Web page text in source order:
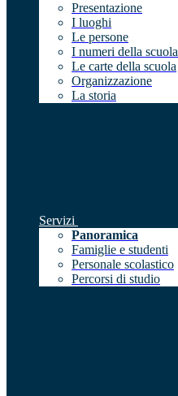
Presentazione
I luoghi
Le persone
I numeri della scuola
Le carte della scuola
Organizzazione
La storia
Servizi
Panoramica
Famiglie e studenti
Personale scolastico
Percorsi di studio